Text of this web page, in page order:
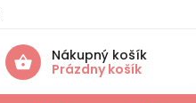
Nákupný košík
Prázdny košík